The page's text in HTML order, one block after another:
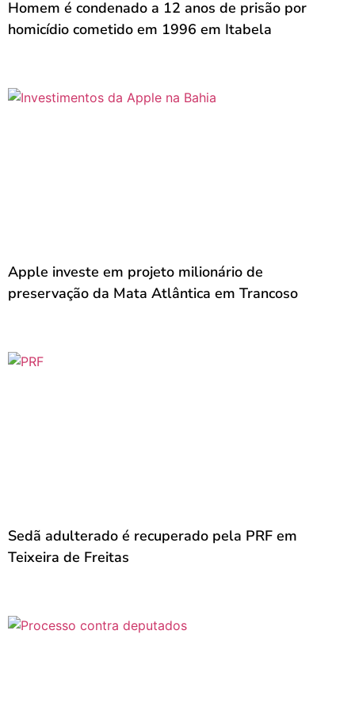
Homem é condenado a 12 anos de prisão por
homicídio cometido em 1996 em Itabela
Apple investe em projeto milionário de
preservação da Mata Atlântica em Trancoso
Sedã adulterado é recuperado pela PRF em
Teixeira de Freitas